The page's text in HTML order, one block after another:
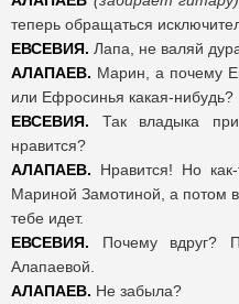
теперь обращаться
ЕВСЕВИЯ. Лапа, не валяй
АЛАПАЕВ. Марин, а почему
или Ефросинья какая-нибудь?
ЕВСЕВИЯ. Так владыка
нравится?
АЛАПАЕВ. Нравится! Но
Мариной Замотиной, а потом
тебе идет.
ЕВСЕВИЯ. Почему вдруг?
Алапаевой.
АЛАПАЕВ. Не забыла?